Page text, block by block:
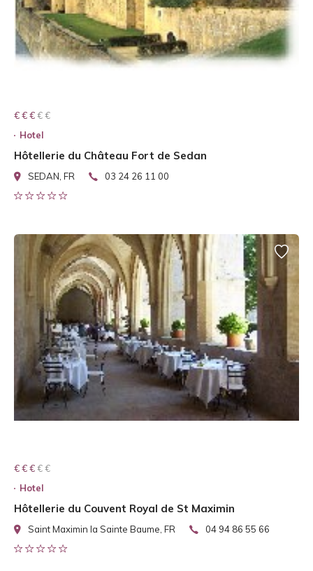
€ € € € €
€ € €
Hotel
Hôtellerie du Château Fort de Sedan
SEDAN, FR 03 24 26 11 00
€ € € € €
€ € €
Hotel
Hôtellerie du Couvent Royal de St Maximin
Saint Maximin la Sainte Baume, FR 04 94 86 55 66